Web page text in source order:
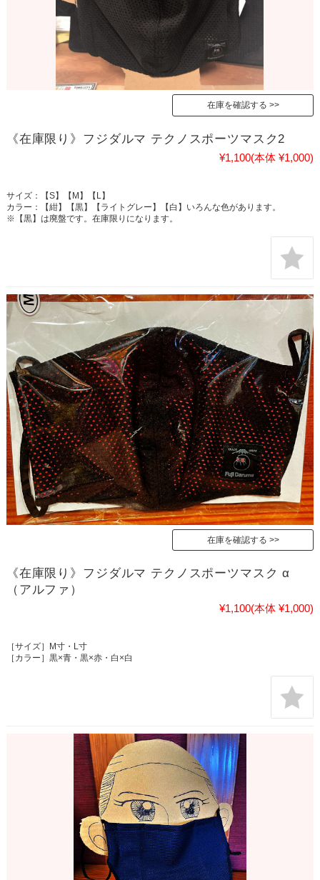
在庫を確認する
《在庫限り》フジダルマ テクノスポーツマスク2
¥1,100(本体 ¥1,000)
サイズ：【S】【M】【L】
カラー：【紺】【黒】【ライトグレー】【白】いろんな色があります。
※【黒】は廃盤です。在庫限りになります。
在庫を確認する
《在庫限り》フジダルマ テクノスポーツマスク α
（アルファ）
¥1,100(本体 ¥1,000)
［サイズ］M寸・L寸
［カラー］黒×青・黒×赤・白×白